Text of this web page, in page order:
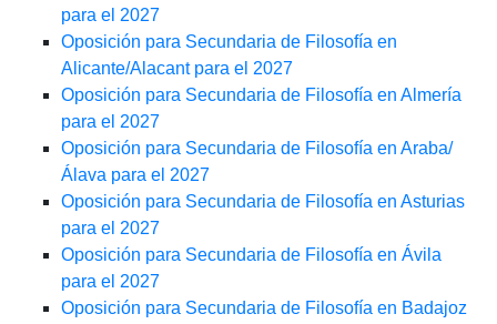
para el 2027
Oposición para Secundaria de Filosofía en
Alicante/Alacant para el 2027
Oposición para Secundaria de Filosofía en Almería
para el 2027
Oposición para Secundaria de Filosofía en Araba/
Álava para el 2027
Oposición para Secundaria de Filosofía en Asturias
para el 2027
Oposición para Secundaria de Filosofía en Ávila
para el 2027
Oposición para Secundaria de Filosofía en Badajoz